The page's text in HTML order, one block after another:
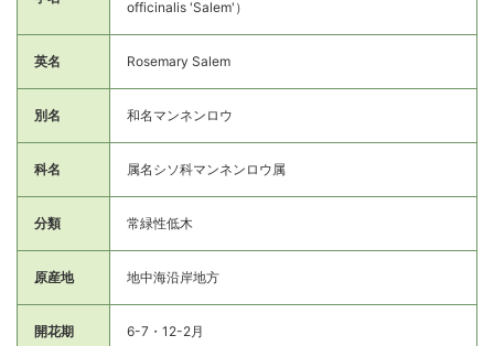
officinalis 'Salem'）
英名 Rosemary Salem
別名 和名マンネンロウ
科名 属名シソ科マンネンロウ属
分類 常緑性低木
原産地 地中海沿岸地方
開花期 6-7・12-2月